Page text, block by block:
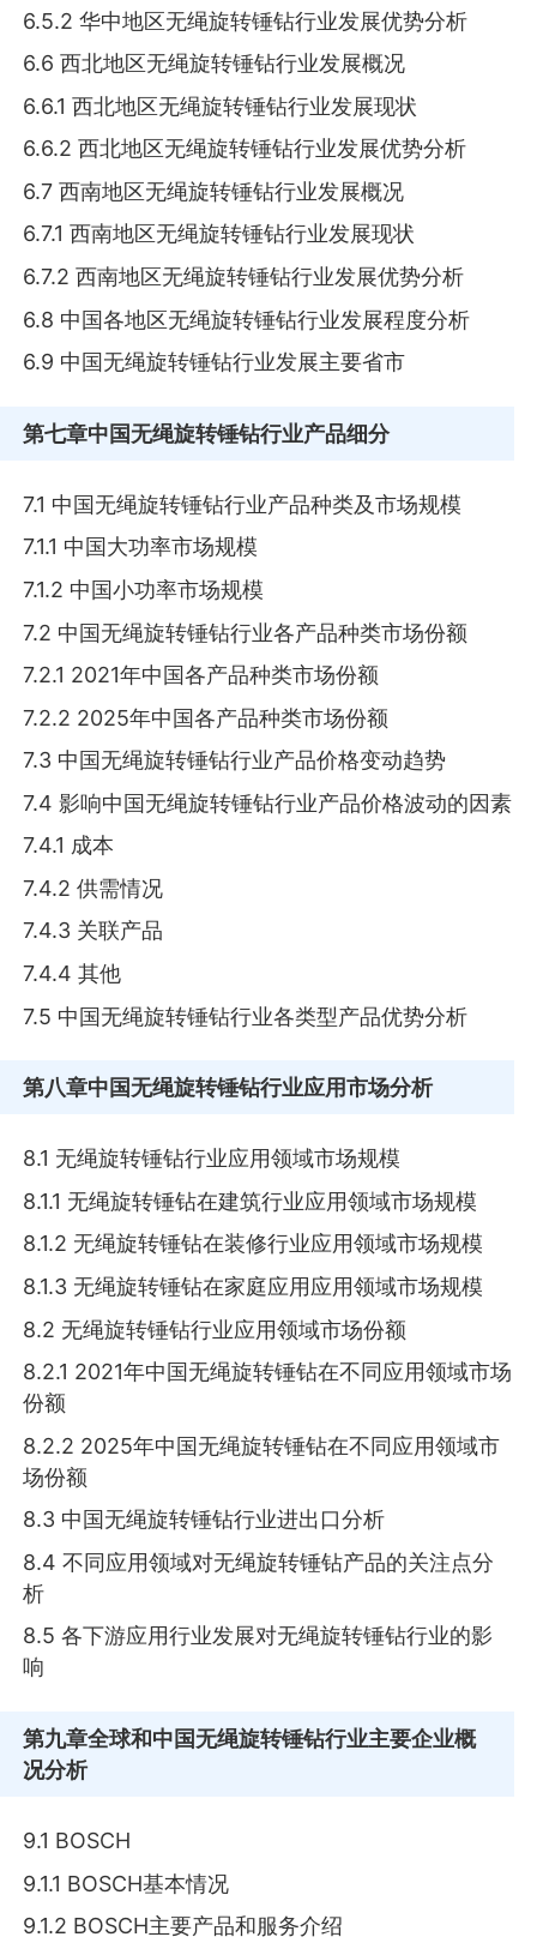
6.5.2 华中地区无绳旋转锤钻行业发展优势分析
6.6 西北地区无绳旋转锤钻行业发展概况
6.6.1 西北地区无绳旋转锤钻行业发展现状
6.6.2 西北地区无绳旋转锤钻行业发展优势分析
6.7 西南地区无绳旋转锤钻行业发展概况
6.7.1 西南地区无绳旋转锤钻行业发展现状
6.7.2 西南地区无绳旋转锤钻行业发展优势分析
6.8 中国各地区无绳旋转锤钻行业发展程度分析
6.9 中国无绳旋转锤钻行业发展主要省市
第七章中国无绳旋转锤钻行业产品细分
7.1 中国无绳旋转锤钻行业产品种类及市场规模
7.1.1 中国大功率市场规模
7.1.2 中国小功率市场规模
7.2 中国无绳旋转锤钻行业各产品种类市场份额
7.2.1 2021年中国各产品种类市场份额
7.2.2 2025年中国各产品种类市场份额
7.3 中国无绳旋转锤钻行业产品价格变动趋势
7.4 影响中国无绳旋转锤钻行业产品价格波动的因素
7.4.1 成本
7.4.2 供需情况
7.4.3 关联产品
7.4.4 其他
7.5 中国无绳旋转锤钻行业各类型产品优势分析
第八章中国无绳旋转锤钻行业应用市场分析
8.1 无绳旋转锤钻行业应用领域市场规模
8.1.1 无绳旋转锤钻在建筑行业应用领域市场规模
8.1.2 无绳旋转锤钻在装修行业应用领域市场规模
8.1.3 无绳旋转锤钻在家庭应用应用领域市场规模
8.2 无绳旋转锤钻行业应用领域市场份额
8.2.1 2021年中国无绳旋转锤钻在不同应用领域市场
份额
8.2.2 2025年中国无绳旋转锤钻在不同应用领域市
场份额
8.3 中国无绳旋转锤钻行业进出口分析
8.4 不同应用领域对无绳旋转锤钻产品的关注点分
析
8.5 各下游应用行业发展对无绳旋转锤钻行业的影
响
第九章全球和中国无绳旋转锤钻行业主要企业概
况分析
9.1 BOSCH
9.1.1 BOSCH基本情况
9.1.2 BOSCH主要产品和服务介绍